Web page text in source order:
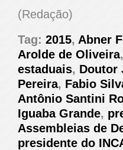
(Redação)
Tag: 2015, Abner
Arolde de Oliveira,
estaduais, Doutor
Pereira, Fabio
Antônio Santini
Iguaba Grande,
Assembleias de
presidente do